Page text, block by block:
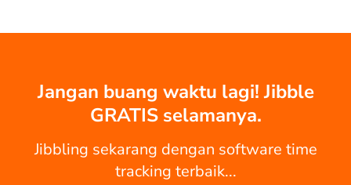
Jangan buang waktu lagi! Jibble
GRATIS selamanya.
Jibbling sekarang dengan software time
tracking terbaik...